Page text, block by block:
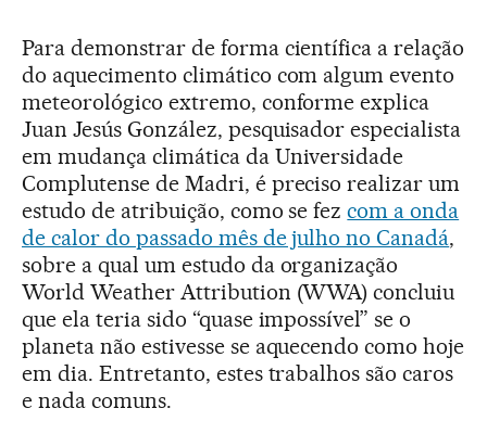
Para demonstrar de forma científica a relação
do aquecimento climático com algum evento
meteorológico extremo, conforme explica
Juan Jesús González, pesquisador especialista
em mudança climática da Universidade
Complutense de Madri, é preciso realizar um
estudo de atribuição, como se fezcom a onda
de calor do passado mês de julho no Canadá,
sobre a qual um estudo da organização
World Weather Attribution (WWA) concluiu
que ela teria sido “quase impossível” se o
planeta não estivesse se aquecendo como hoje
em dia. Entretanto, estes trabalhos são caros
e nada comuns.